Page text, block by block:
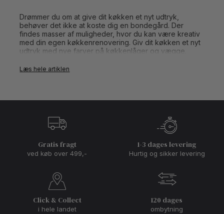
Drømmer du om at give dit køkken et nyt udtryk,
behøver det ikke at koste dig en bondegård. Der
findes masser af muligheder, hvor du kan være kreativ
med din egen køkkenrenovering. Giv dit køkken et nyt
udtryk med nye farver på køkkenlåger og vægge.
Vi guider dig trin for trin i, hvordan du maler både
Læs hele artiklen
Gratis fragt
ved køb over 499,-
1-3 dages levering
Hurtig og sikker levering
Click & Collect
i hele landet
120 dages
ombytning